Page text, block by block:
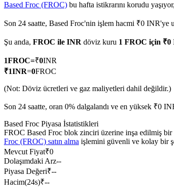
COIN-M Vadeli İşlemleri
Kripto Para Vadeli İşlemleri
Hisse senetleri, döviz, değerli metaller ve emtia
Based Froc (FROC) bu hafta istikrarını korudu
Son 24 saatte, Based Froc'nin işlem hacmi ₹0 INR'ye
Şu anda, FROC ile INR döviz kuru 1 FROC için ₹0
1FROC=₹0INR
₹1INR=0FROC
(Not: Döviz ücretleri ve gaz maliyetleri dahil değildir.)
Son 24 saatte, oran 0% dalgalandı ve en yüksek ₹0
Based Froc Piyasa İstatistikleri
FROC Based Froc blok zinciri üzerine inşa edilmiş bir
Froc (FROC) satın alma işlemini güvenli ve kolay bir
Mevcut Fiyat₹0
Dolaşımdaki Arz--
Piyasa Değeri₹--
Hacim(24s)₹--